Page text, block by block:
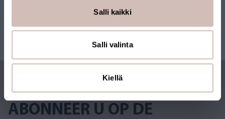
Salli kaikki
Salli valinta
Kiellä
ABONNEER U OP DE